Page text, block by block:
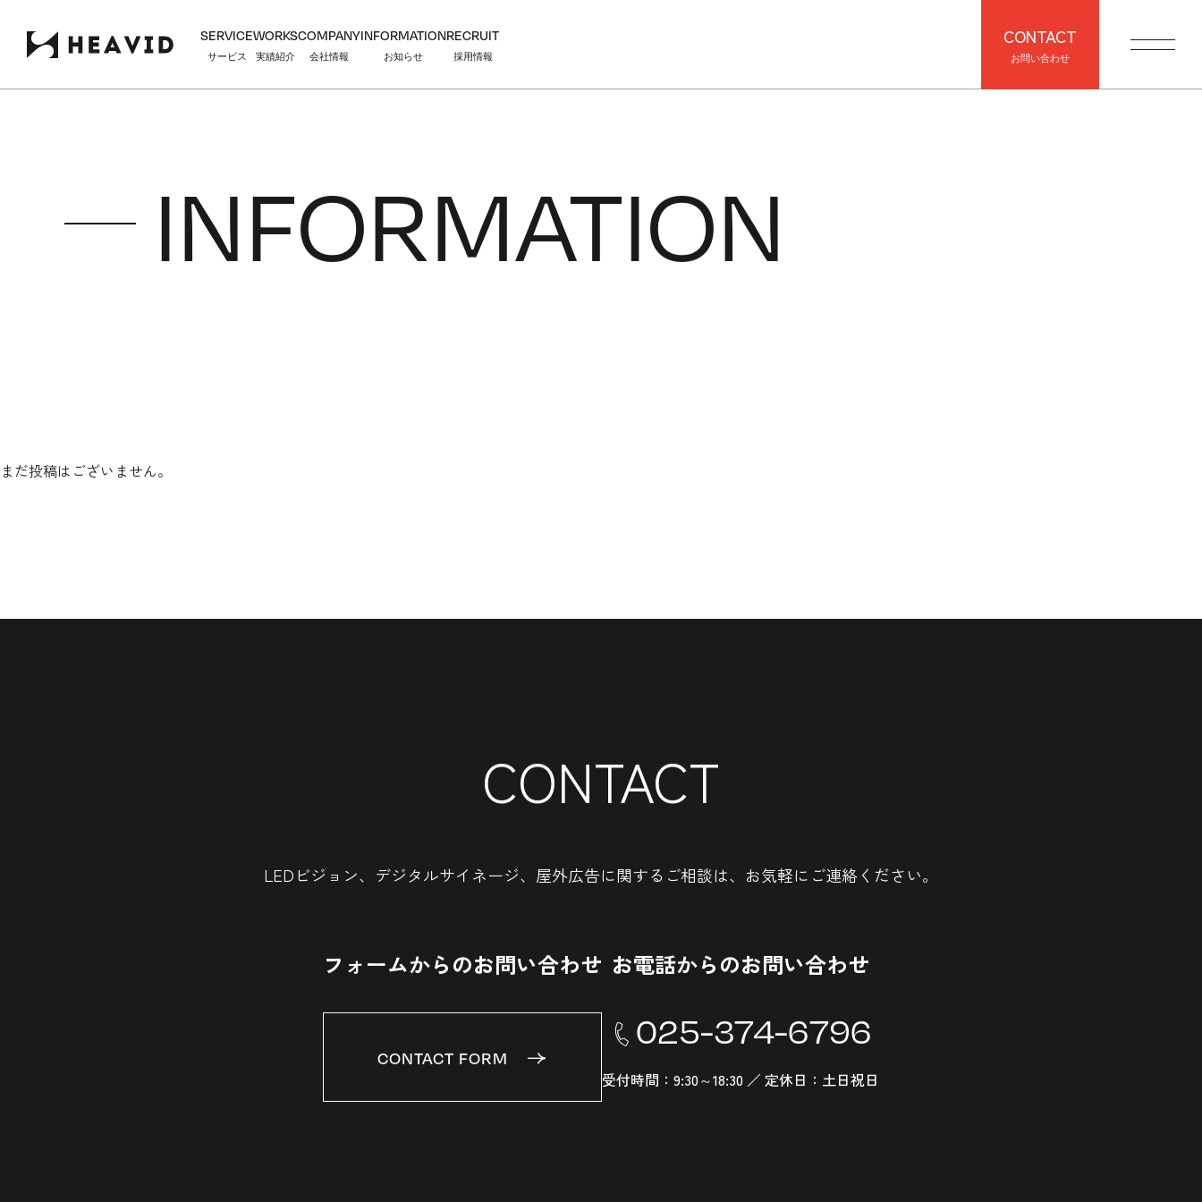
SERVICE
サービス
WORKS
実績紹介
COMPANY
会社情報
INFORMATION
お知らせ
RECRUIT
採用情報
CONTACT
お問い合わせ
INFORMATION
まだ投稿はございません。
CONTACT
LEDビジョン、デジタルサイネージ、 屋外広告に関するご相談は、 お気軽にご連絡ください。
フォームからのお問い合わせ
CONTACT FORM
お電話からのお問い合わせ
025-374-6796
受付時間：9:30～18:30 ／ 定休日：土日祝日